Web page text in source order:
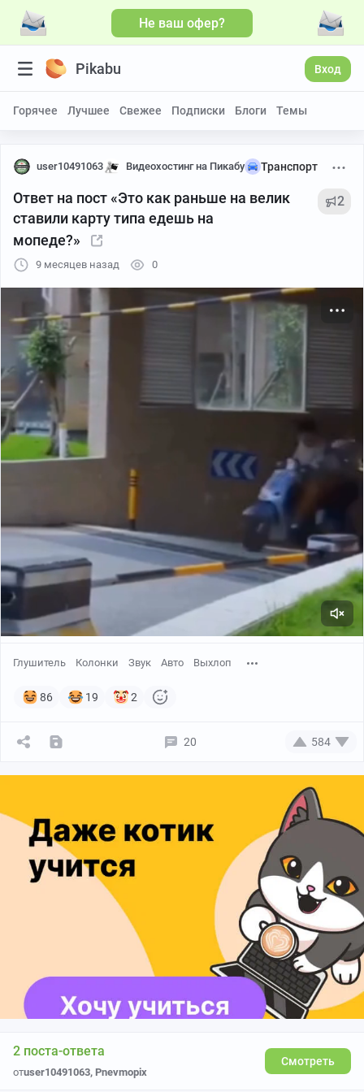
Не ваш офер?
Pikabu Вход
Горячее Лучшее Свежее Подписки Блоги Темы
user10491063 Видеохостинг на Пикабу Транспорт
Ответ на пост «Это как раньше на велик
ставили карту типа едешь на
мопеде?»
2
9 месяцев назад 0
Глушитель Колонки Звук Авто Выхлоп
86 19 2
20 584
2 поста-ответа
отuser10491063, Pnevmopix
Смотреть
Больше видео